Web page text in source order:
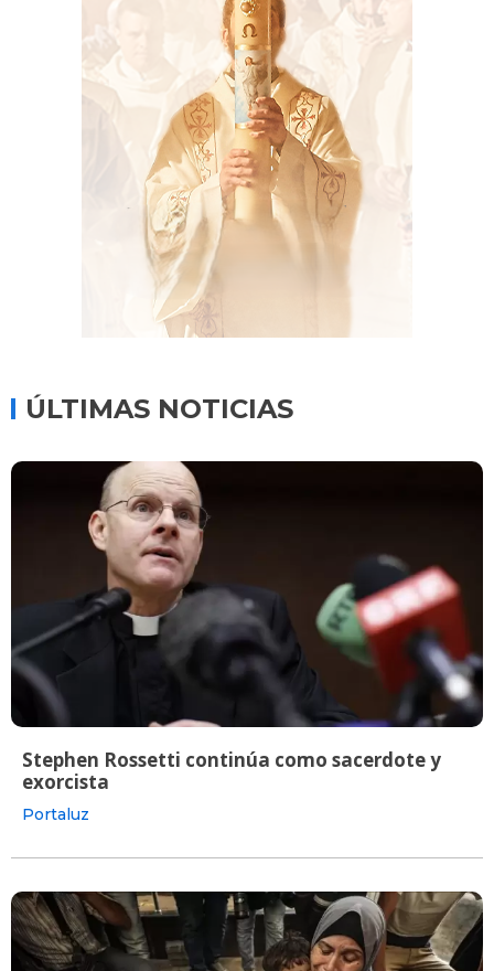
ÚLTIMAS NOTICIAS
Stephen Rossetti continúa como sacerdote y
exorcista
Portaluz